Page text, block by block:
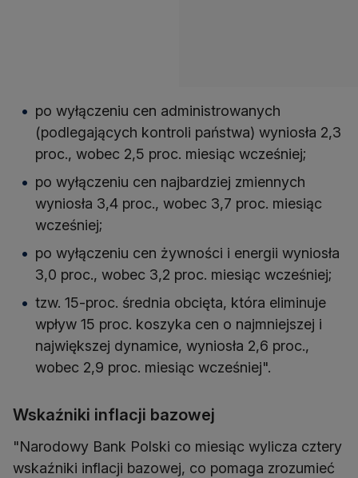
po wyłączeniu cen administrowanych
(podlegających kontroli państwa) wyniosła 2,3
proc., wobec 2,5 proc. miesiąc wcześniej;
po wyłączeniu cen najbardziej zmiennych
wyniosła 3,4 proc., wobec 3,7 proc. miesiąc
wcześniej;
po wyłączeniu cen żywności i energii wyniosła
3,0 proc., wobec 3,2 proc. miesiąc wcześniej;
tzw. 15-proc. średnia obcięta, która eliminuje
wpływ 15 proc. koszyka cen o najmniejszej i
największej dynamice, wyniosła 2,6 proc.,
wobec 2,9 proc. miesiąc wcześniej".
Wskaźniki inflacji bazowej
"Narodowy Bank Polski co miesiąc wylicza cztery
wskaźniki inflacji bazowej, co pomaga zrozumieć